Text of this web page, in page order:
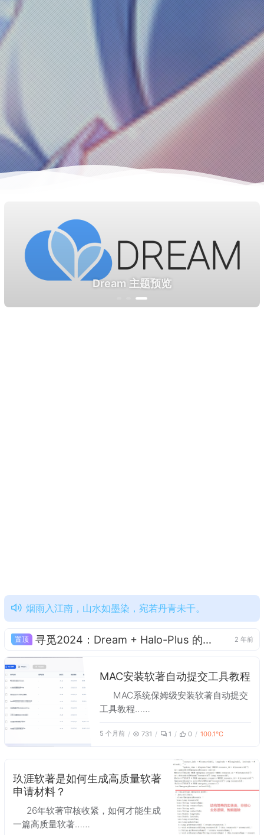
- 主题定制化 Dream 主题预览
烟雨入江南，山水如墨染，宛若丹青未干。
置顶 寻觅2024：Dream + Halo-Plus 的第一份正式年报——追寻梦的方向，聆听心的声音 2 年前
MAC安装软著自动提交工具教程
MAC系统保姆级安装软著自动提交
工具教程……
5 个月前 731 1 0 100.1℃
玖涯软著是如何生成高质量软著
申请材料？
26年软著审核收紧，如何才能生成
一篇高质量软著……